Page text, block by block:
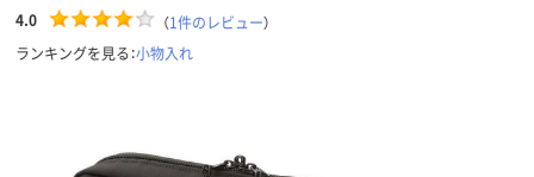
4.0 （1件のレビュー）
ランキングを見る：小物入れ